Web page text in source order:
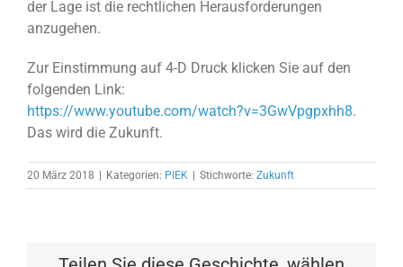
der Lage ist die rechtlichen Herausforderungen
anzugehen.
Zur Einstimmung auf 4-D Druck klicken Sie auf den
folgenden Link:
https://www.youtube.com/watch?v=3GwVpgpxhh8.
Das wird die Zukunft.
20 März 2018 | Kategorien: PIEK | Stichworte: Zukunft